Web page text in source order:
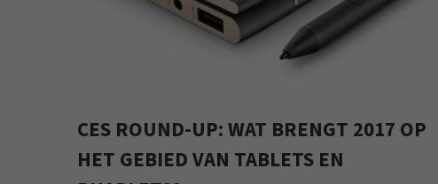
CES ROUND-UP: WAT BRENGT 2017 OP
HET GEBIED VAN TABLETS EN